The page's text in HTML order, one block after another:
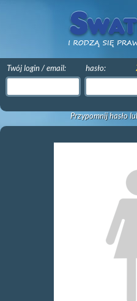
Twój login / email: hasło:
Przypomnij hasło